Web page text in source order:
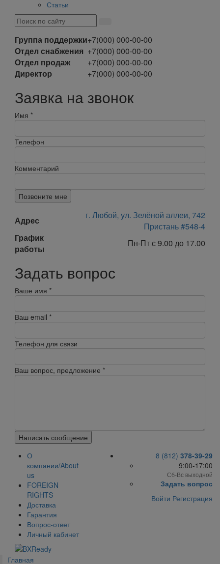
Статьи
Группа поддержки+7(000) 000-00-00
Отдел снабжения +7(000) 000-00-00
Отдел продаж
+7(000) 000-00-00
Директор
+7(000) 000-00-00
Заявка на звонок
Имя *
Телефон
Комментарий
Позвоните мне
Адрес
г. Любой, ул. Зелёной аллеи, 742
Пристань #548-4
График
работы
Пн-Пт с 9.00 до 17.00
Задать вопрос
Ваше имя *
Ваш email *
Телефон для связи
Ваш вопрос, предложение *
Написать сообщение
О
компании/About
us
FOREIGN
RIGHTS
Доставка
Гарантия
Вопрос-ответ
Личный кабинет
8 (812) 378-39-29
9:00-17:00
Сб-Вс выходной
Задать вопрос
Войти Регистрация
Главная